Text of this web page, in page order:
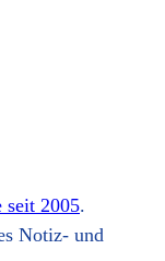
seit 2005.
Notiz- und